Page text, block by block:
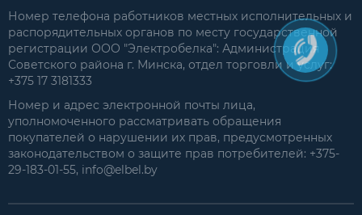
Номер телефона работников местных исполнительных и
распорядительных органов по месту государственной
регистрации ООО "Электробелка": Администрация
Советского района г. Минска, отдел торговли и услуг:
+375 17 3181333
Номер и адрес электронной почты лица,
уполномоченного рассматривать обращения
покупателей о нарушении их прав, предусмотренных
законодательством о защите прав потребителей: +375-
29-183-01-55, info@elbel.by